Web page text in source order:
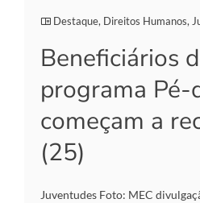
Destaque, Direitos Humanos,
Beneficiários
programa Pé-
começam a
(25)
Juventudes Foto: MEC